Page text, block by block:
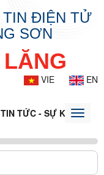
TIN ĐIỆN TỬ
SƠN
VIE EN
TIN TỨC - SỰ KIỆNToggle